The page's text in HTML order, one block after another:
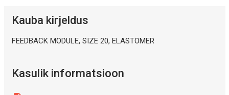
Kauba kirjeldus
FEEDBACK MODULE, SIZE 20, ELASTOMER
Kasulik informatsioon